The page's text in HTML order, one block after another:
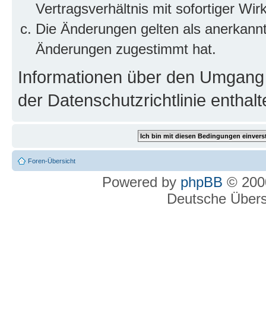
Vertragsverhältnis mit sofortiger
Die Änderungen gelten als
Änderungen zugestimmt hat.
Informationen über den
der Datenschutzrichtlinie
Foren-Übersicht
Powered by phpBB ©
Deutsche